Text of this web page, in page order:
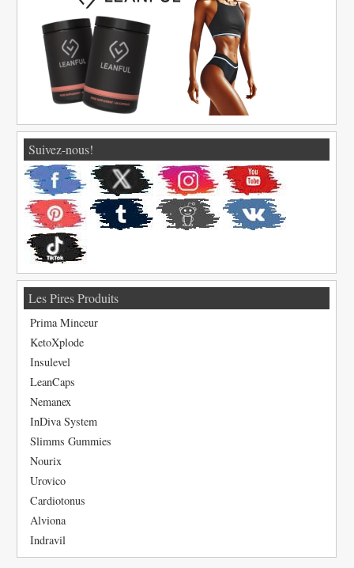
Suivez-nous!
Les Pires Produits
Prima Minceur
KetoXplode
Insulevel
LeanCaps
Nemanex
InDiva System
Slimms Gummies
Nourix
Urovico
Cardiotonus
Alviona
Indravil